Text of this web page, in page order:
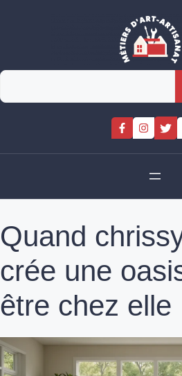
Rechercher
Quand
crée une
être chez elle